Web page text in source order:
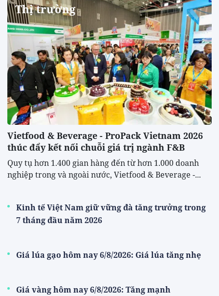
Thị trường
Vietfood & Beverage - ProPack Vietnam 2026
thúc đẩy kết nối chuỗi giá trị ngành F&B
Quy tụ hơn 1.400 gian hàng đến từ hơn 1.000 doanh
nghiệp trong và ngoài nước, Vietfood & Beverage -...
Kinh tế Việt Nam giữ vững đà tăng trưởng trong
7 tháng đầu năm 2026
Giá lúa gạo hôm nay 6/8/2026: Giá lúa tăng nhẹ
Giá vàng hôm nay 6/8/2026: Tăng mạnh